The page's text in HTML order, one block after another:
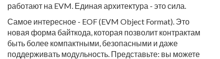
работают на EVM. Единая архитектура - это сила.
Самое интересное - EOF (EVM Object Format). Это
новая форма байткода, которая позволит контрактам
быть более компактными, безопасными и даже
поддерживать модульность. Представьте: вы можете